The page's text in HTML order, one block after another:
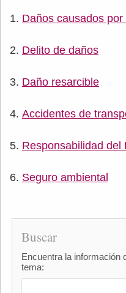
Daños causados
Delito de daños
Daño resarcible
Accidentes de
Responsabilidad del
Seguro ambiental
Buscar
Encuentra la información
tema: